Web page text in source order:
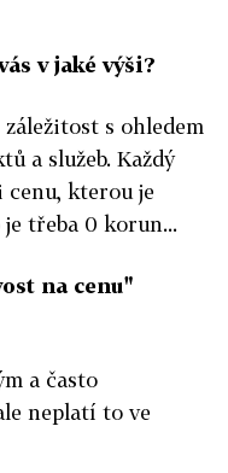
v jaké výši?
s ohledem
a služeb. Každý
cenu, kterou je
třeba 0 korun...
na cenu"
a často
neplatí to ve